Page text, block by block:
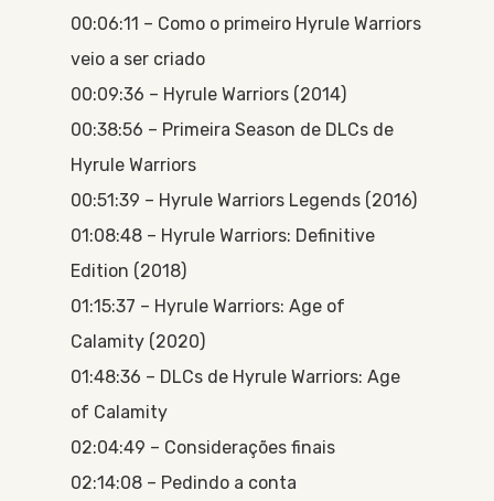
00:06:11 – Como o primeiro Hyrule Warriors
veio a ser criado
00:09:36 – Hyrule Warriors (2014)
00:38:56 – Primeira Season de DLCs de
Hyrule Warriors
00:51:39 – Hyrule Warriors Legends (2016)
01:08:48 – Hyrule Warriors: Definitive
Edition (2018)
01:15:37 – Hyrule Warriors: Age of
Calamity (2020)
01:48:36 – DLCs de Hyrule Warriors: Age
of Calamity
02:04:49 – Considerações finais
02:14:08 – Pedindo a conta